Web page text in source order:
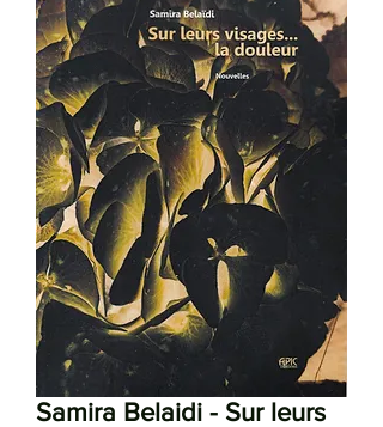
Samira Belaidi - Sur leurs